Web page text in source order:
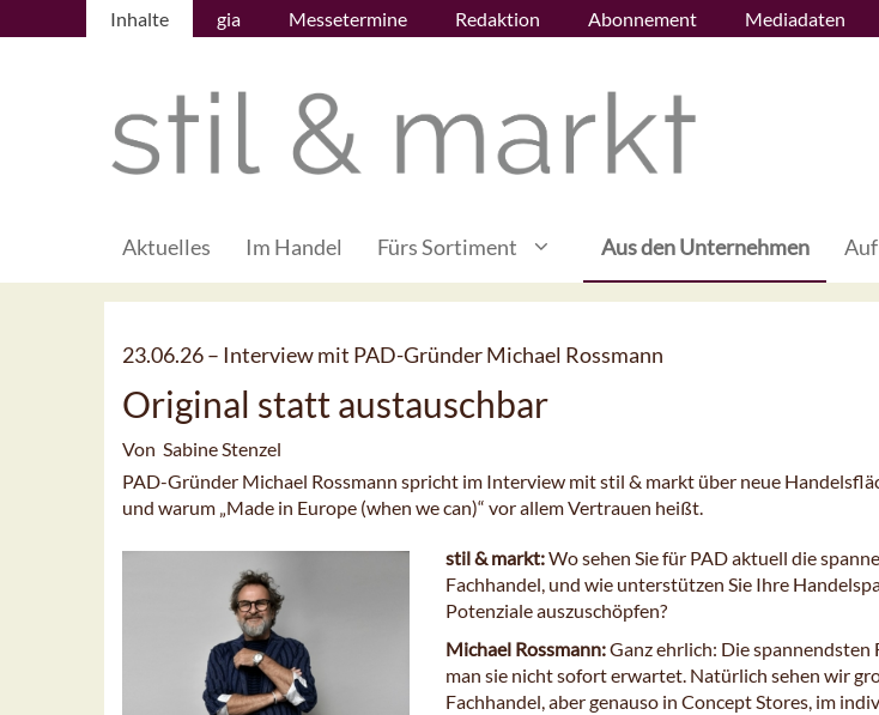
Inhalte gia Messetermine Redaktion Abonnement Mediadaten
Aktuelles Im Handel Fürs Sortiment Aus den Unternehmen
23.06.26 – Interview mit PAD-Gründer Michael Rossmann
Original statt austauschbar
Von Sabine Stenzel
PAD-Gründer Michael Rossmann spricht im Interview mit stil & markt über neue
und warum „Made in Europe (when we can)“ vor allem Vertrauen heißt.
stil & markt:Wo sehen Sie für PAD aktuell die
Fachhandel, und wie unterstützen Sie Ihre
Potenziale auszuschöpfen?
Michael Rossmann:Ganz ehrlich: Die
man sie nicht sofort erwartet. Natürlich sehen wir
Fachhandel, aber genauso in Concept Stores, im